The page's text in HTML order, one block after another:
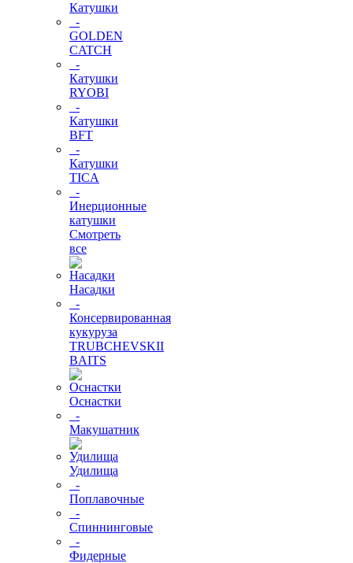
Катушки
-
GOLDEN
CATCH
-
Катушки
RYOBI
-
Катушки
BFT
-
Катушки
TICA
-
Инерционные
катушки
Смотреть
все
Насадки
-
Консервированная
кукуруза
TRUBCHEVSKII
BAITS
Оснастки
-
Макушатник
Удилища
-
Поплавочные
-
Спиннинговые
-
Фидерные